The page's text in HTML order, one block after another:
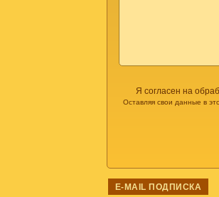
Я согласен на
Оставляя свои данные в
E-MAIL ПОДПИСКА